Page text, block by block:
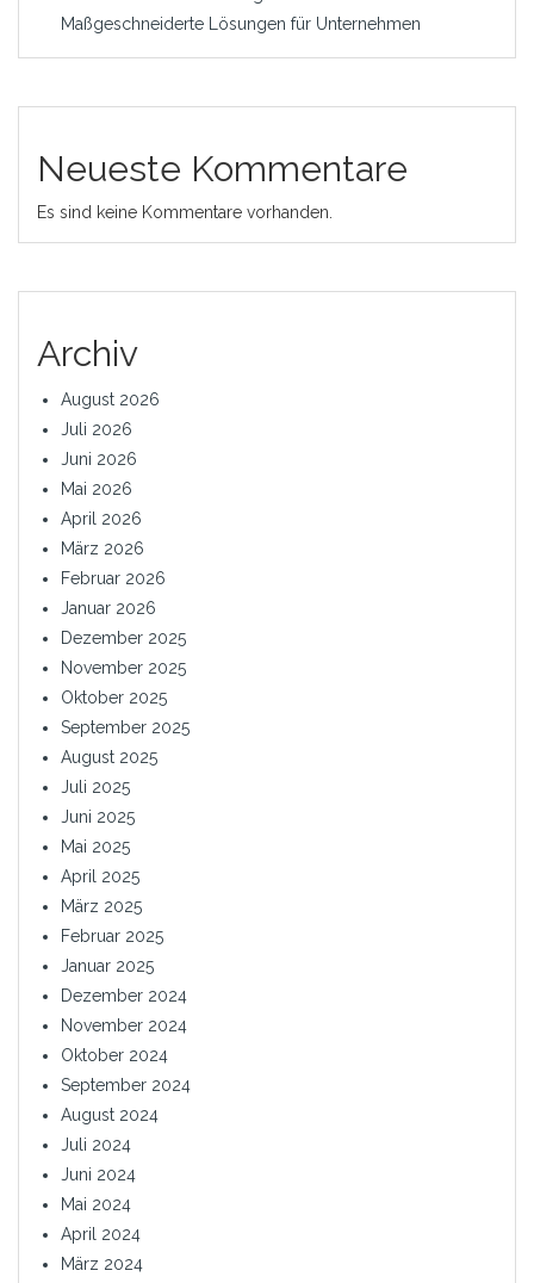
Maßgeschneiderte Lösungen für Unternehmen
Neueste Kommentare
Es sind keine Kommentare vorhanden.
Archiv
August 2026
Juli 2026
Juni 2026
Mai 2026
April 2026
März 2026
Februar 2026
Januar 2026
Dezember 2025
November 2025
Oktober 2025
September 2025
August 2025
Juli 2025
Juni 2025
Mai 2025
April 2025
März 2025
Februar 2025
Januar 2025
Dezember 2024
November 2024
Oktober 2024
September 2024
August 2024
Juli 2024
Juni 2024
Mai 2024
April 2024
März 2024